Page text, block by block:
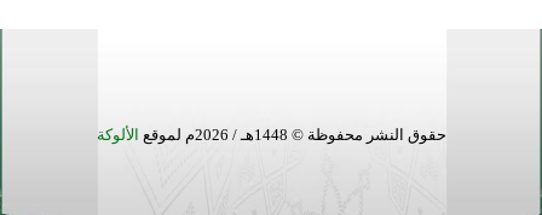
حقوق النشر محفوظة © 1448هـ / 2026م لموقع الألوكة